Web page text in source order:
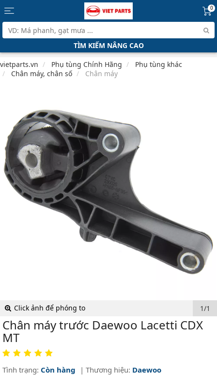
0
TÌM KIẾM NÂNG CAO
vietparts.vn Phụ tùng Chính Hãng
Phụ tùng khác
Chân máy, chân số
Chân máy
Click ảnh để phóng to 1/1
Chân máy trước Daewoo Lacetti CDX
MT
Tình trạng: Còn hàng | Thương hiệu: Daewoo